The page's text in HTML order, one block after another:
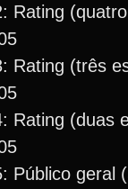
Rating
Rating (três
Rating (duas
Público geral